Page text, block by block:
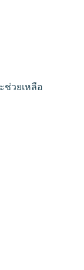
ช่วยเหลือ